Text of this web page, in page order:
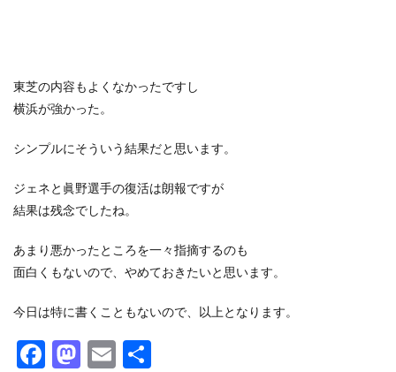
東芝の内容もよくなかったですし
横浜が強かった。
シンプルにそういう結果だと思います。
ジェネと眞野選手の復活は朗報ですが
結果は残念でしたね。
あまり悪かったところを一々指摘するのも
面白くもないので、やめておきたいと思います。
今日は特に書くこともないので、以上となります。
F
M E